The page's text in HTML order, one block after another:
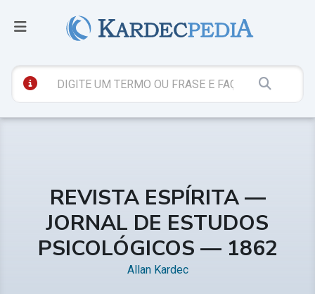
REVISTA ESPÍRITA —
JORNAL DE ESTUDOS
PSICOLÓGICOS — 1862
Allan Kardec